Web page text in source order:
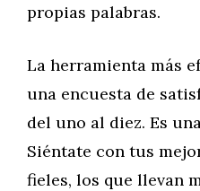
propias palabras.
La herramienta más
una encuesta de
del uno al diez. Es
Siéntate con tus
fieles, los que llevan